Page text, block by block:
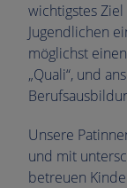
wichtigstes Ziel
Jugendlichen
möglichst
„Quali“, und
Unsere
und mit
betreuen